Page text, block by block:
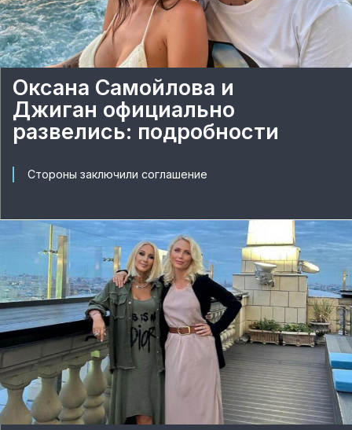
Оксана Самойлова и
Джиган официально
развелись: подробности
Стороны заключили соглашение